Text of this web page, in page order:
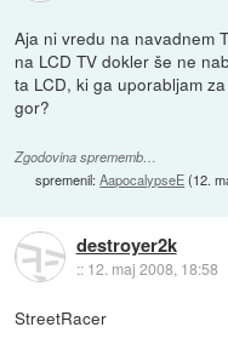
Aja ni vredu na navadnem
na LCD TV dokler še ne
ta LCD, ki ga uporabljam
gor?
Zgodovina sprememb…
spremenil:AapocalypseE(12.
destroyer2k
:: 12. maj 2008, 18:58
StreetRacer